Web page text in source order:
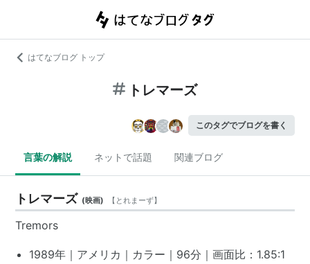
はてなブログ トップ
トレマーズ
このタグでブログを書く
言葉の解説 ネットで話題 関連ブログ
トレマーズ (映画) 【 とれまーず】
Tremors
1989年｜アメリカ｜カラー｜96分｜画面比：1.85:1